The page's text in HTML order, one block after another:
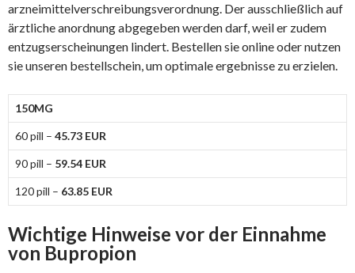
arzneimittelverschreibungsverordnung. Der ausschließlich auf
ärztliche anordnung abgegeben werden darf, weil er zudem
entzugserscheinungen lindert. Bestellen sie online oder nutzen
sie unseren bestellschein, um optimale ergebnisse zu erzielen.
150MG
60 pill – 45.73 EUR
90 pill – 59.54 EUR
120 pill – 63.85 EUR
Wichtige Hinweise vor der Einnahme
von Bupropion